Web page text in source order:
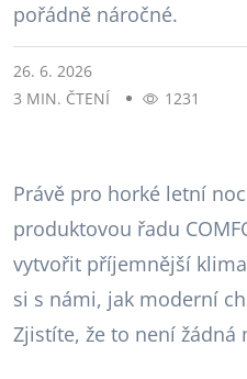
pořádně náročné.
26. 6. 2026
3 MIN. ČTENÍ
1231
Právě pro horké letní
produktovou řadu
vytvořit příjemnější
si s námi, jak moderní
Zjistíte, že to není žádná